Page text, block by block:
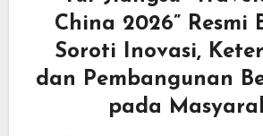
China 2026” Resmi
Soroti Inovasi,
dan Pembangunan
pada